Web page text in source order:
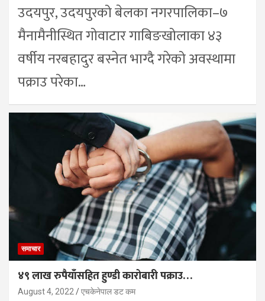
उदयपुर, उदयपुरको बेलका नगरपालिका–७
मैनामैनीस्थित गोवाटार गाबिङखोलाका ४३
वर्षीय नरबहादुर बस्नेत भाग्दै गरेको अवस्थामा
पक्राउ परेका…
समाचार
४९ लाख रुपैयाँसहित हुण्डी कारोबारी पक्राउ…
August 4, 2022 एचकेनेपाल डट कम